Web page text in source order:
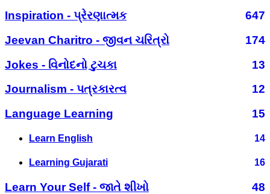
Inspiration - પ્રેરણાત્મક
647
Jeevan Charitro - જીવન ચરિત્રો
174
Jokes - વિનોદનો ટુચકા
13
Journalism - પત્રકારત્વ
12
Language Learning
15
Learn English 14
Learning Gujarati 16
Learn Your Self - જાતે શીખો
48